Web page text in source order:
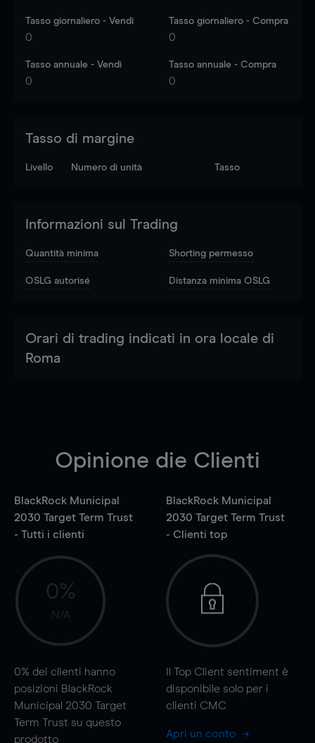
Tasso giornaliero - Vendi
0
Tasso giornaliero - Compra
0
Tasso annuale - Vendi
0
Tasso annuale - Compra
0
Tasso di margine
Livello Numero di unità Tasso
Informazioni sul Trading
Quantità minima Shorting permesso
OSLG autorisé Distanza minima OSLG
Orari di trading indicati in ora locale di
Roma
Opinione die Clienti
BlackRock Municipal
2030 Target Term Trust
- Tutti i clienti
0%
N/A
0% dei clienti hanno
posizioni BlackRock
Municipal 2030 Target
Term Trust su questo
prodotto
BlackRock Municipal
2030 Target Term Trust
- Clienti top
Il Top Client sentiment è
disponibile solo per i
clienti CMC
Apri un conto